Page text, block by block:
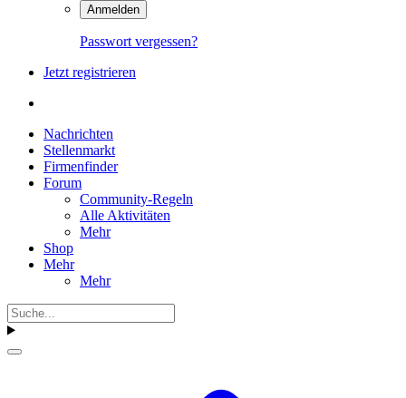
Anmelden
Passwort vergessen?
Jetzt registrieren
Nachrichten
Stellenmarkt
Firmenfinder
Forum
Community-Regeln
Alle Aktivitäten
Mehr
Shop
Mehr
Mehr